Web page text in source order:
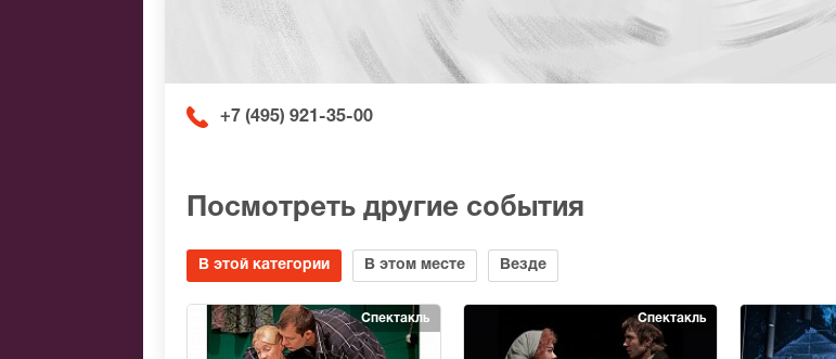
+7 (495) 921-35-00
Посмотреть другие события
В этой категории В этом месте Везде
Спектакль Спектакль